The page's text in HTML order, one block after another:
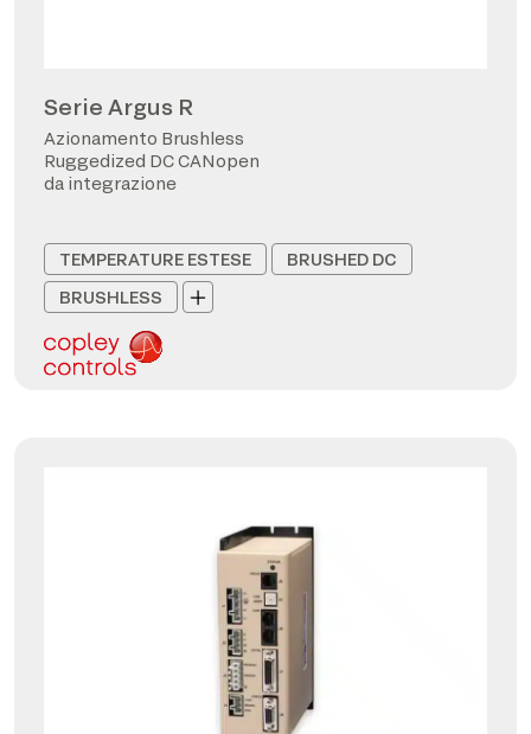
Serie Argus R
Azionamento Brushless
Ruggedized DC CANopen
da integrazione
TEMPERATURE ESTESE
BRUSHED DC
BRUSHLESS